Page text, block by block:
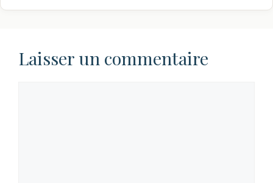
Laisser un commentaire